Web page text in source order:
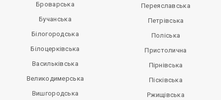
Броварська
Бучанська
Білогородська
Білоцерківська
Васильківська
Великодимерська
Вишгородська
Переяславська
Петрівська
Поліська
Пристолична
Пірнівська
Пісківська
Ржищівська